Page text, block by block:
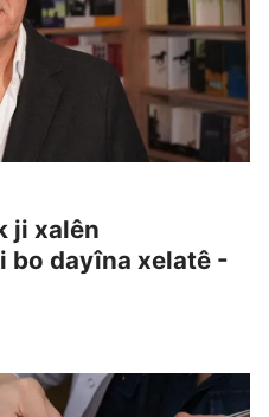
ji xalên
bo dayîna xelatê -